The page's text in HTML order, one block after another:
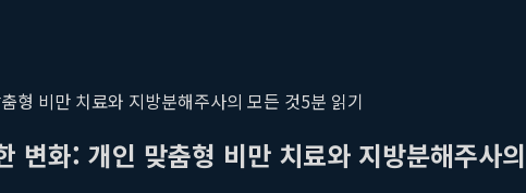
형 비만 치료와 지방분해주사의 모든 것5분 읽기
변화: 개인 맞춤형 비만 치료와 지방분해주사